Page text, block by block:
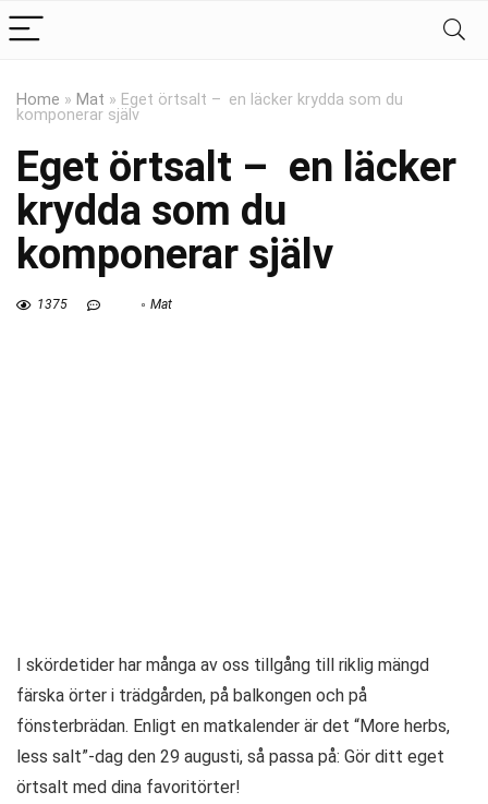
Home » Mat » Eget örtsalt – en läcker krydda som du
komponerar själv
Eget örtsalt – en läcker
krydda som du
komponerar själv
1375 Mat
I skördetider har många av oss tillgång till riklig mängd
färska örter i trädgården, på balkongen och på
fönsterbrädan. Enligt en matkalender är det “More herbs,
less salt”-dag den 29 augusti, så passa på: Gör ditt eget
örtsalt med dina favoritörter!